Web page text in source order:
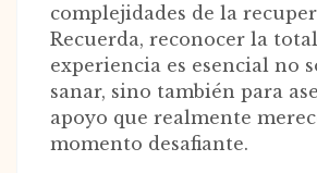
complejidades de la
Recuerda, reconocer la
experiencia es esencial no
sanar, sino también para
apoyo que realmente
momento desafiante.